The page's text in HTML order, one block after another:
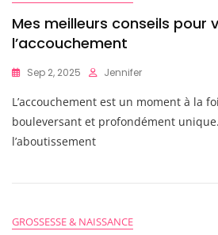
Mes meilleurs conseils pour
l’accouchement
Sep 2, 2025 Jennifer
L’accouchement est un moment à la
bouleversant et profondément
l’aboutissement
GROSSESSE & NAISSANCE